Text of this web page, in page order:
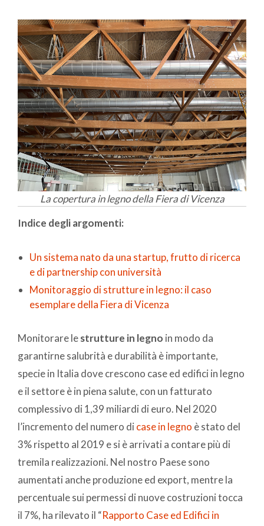
La copertura in legno della Fiera di Vicenza
Indice degli argomenti:
Un sistema nato da una startup, frutto di ricerca
e di partnership con università
Monitoraggio di strutture in legno: il caso
esemplare della Fiera di Vicenza
Monitorare lestrutture in legno in modo da
garantirne salubrità e durabilità è importante,
specie in Italia dove crescono case ed edifici in legno
e il settore è in piena salute, con un fatturato
complessivo di 1,39 miliardi di euro. Nel 2020
l’incremento del numero di case in legno è stato del
3% rispetto al 2019 e si è arrivati a contare più di
tremila realizzazioni. Nel nostro Paese sono
aumentati anche produzione ed export, mentre la
percentuale sui permessi di nuove costruzioni tocca
il 7%, ha rilevato il “Rapporto Case ed Edifici in